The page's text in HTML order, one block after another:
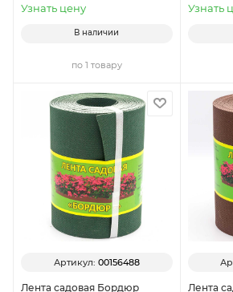
Узнать цену
В наличии
по 1 товару
Узнать
Артикул: 00156488
Лента садовая Бордюр Лента